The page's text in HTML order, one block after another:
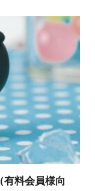
有料会員様向